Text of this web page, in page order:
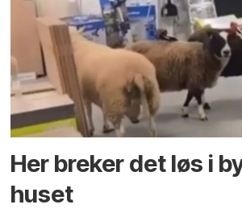
Her breker det løs i
huset